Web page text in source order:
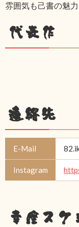
雰囲気も己書の魅
代表作
連絡先
E-Mail
Instagram
幸座スケ